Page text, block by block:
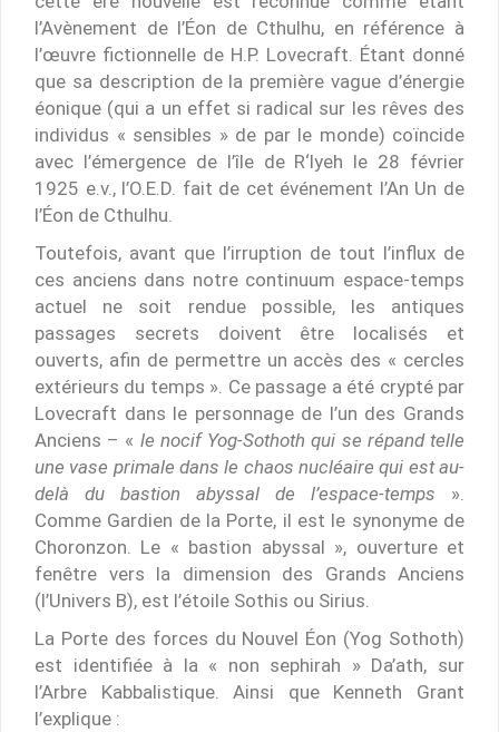
l’Avènement de l’Éon de Cthulhu, en référence à
l’œuvre fictionnelle de H.P. Lovecraft. Étant donné
que sa description de la première vague d’énergie
éonique (qui a un effet si radical sur les rêves des
individus « sensibles » de par le monde) coïncide
avec l’émergence de l’île de R‘lyeh le 28 février
1925 e.v., l’O.E.D. fait de cet événement l’An Un de
l’Éon de Cthulhu.
Toutefois, avant que l’irruption de tout l’influx de
ces anciens dans notre continuum espace-temps
actuel ne soit rendue possible, les antiques
passages secrets doivent être localisés et
ouverts, afin de permettre un accès des « cercles
extérieurs du temps ». Ce passage a été crypté par
Lovecraft dans le personnage de l’un des Grands
Anciens – « le nocif Yog-Sothoth qui se répand telle
une vase primale dans le chaos nucléaire qui est au-
delà du bastion abyssal de l’espace-temps ».
Comme Gardien de la Porte, il est le synonyme de
Choronzon. Le « bastion abyssal », ouverture et
fenêtre vers la dimension des Grands Anciens
(l’Univers B), est l’étoile Sothis ou Sirius.
La Porte des forces du Nouvel Éon (Yog Sothoth)
est identifiée à la « non sephirah » Da’ath, sur
l’Arbre Kabbalistique. Ainsi que Kenneth Grant
l’explique :